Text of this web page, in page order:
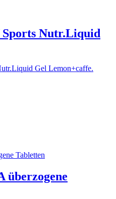
Nutr.Liquid